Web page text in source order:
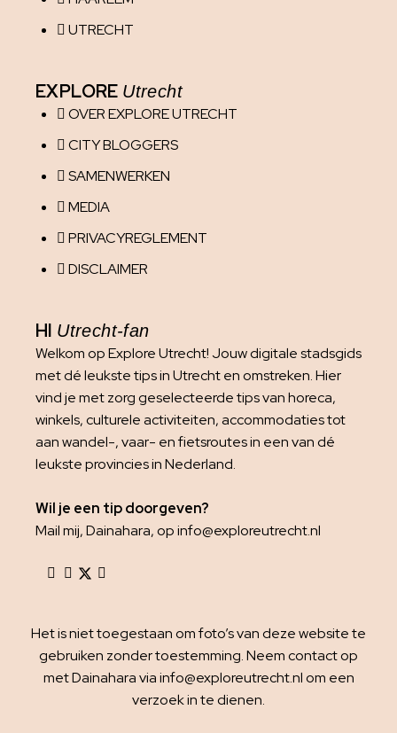
UTRECHT
EXPLORE Utrecht
OVER EXPLORE UTRECHT
CITY BLOGGERS
SAMENWERKEN
MEDIA
PRIVACYREGLEMENT
DISCLAIMER
HI Utrecht-fan
Welkom op Explore Utrecht! Jouw digitale stadsgids
met dé leukste tips in Utrecht en omstreken. Hier
vind je met zorg geselecteerde tips van horeca,
winkels, culturele activiteiten, accommodaties tot
aan wandel-, vaar- en fietsroutes in een van dé
leukste provincies in Nederland.
Wil je een tip doorgeven?
Mail mij, Dainahara, op info@exploreutrecht.nl
Het is niet toegestaan om foto’s van deze website te
gebruiken zonder toestemming. Neem contact op
met Dainahara via info@exploreutrecht.nl om een
verzoek in te dienen.